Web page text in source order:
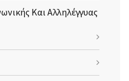
Και Αλληλέγγυας